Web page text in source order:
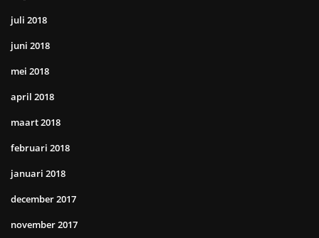
juli 2018
juni 2018
mei 2018
april 2018
maart 2018
februari 2018
januari 2018
december 2017
november 2017